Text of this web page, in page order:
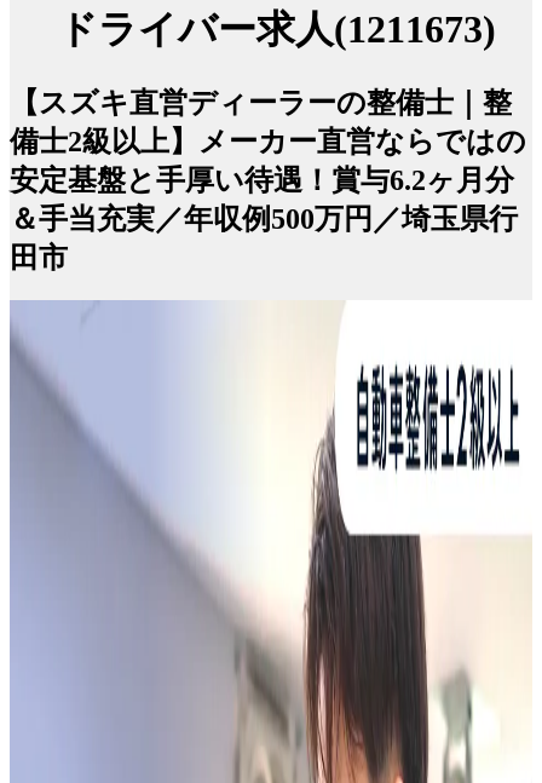
ドライバー求人(1211673)
【スズキ直営ディーラーの整備士｜整
備士2級以上】メーカー直営ならではの
安定基盤と手厚い待遇！賞与6.2ヶ月分
＆手当充実／年収例500万円／埼玉県行
田市